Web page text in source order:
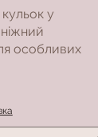
кульок у
особливих